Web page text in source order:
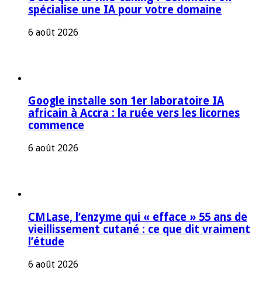
spécialise une IA pour votre domaine
6 août 2026
Google installe son 1er laboratoire IA
africain à Accra : la ruée vers les licornes
commence
6 août 2026
CMLase, l’enzyme qui « efface » 55 ans de
vieillissement cutané : ce que dit vraiment
l’étude
6 août 2026